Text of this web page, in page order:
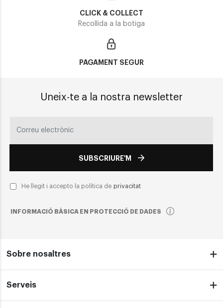
CLICK & COLLECT
Recollida a la botiga
PAGAMENT SEGUR
Uneix-te a la nostra newsletter
SUBSCRIURE'M
He llegit i accepto la política de privacitat
INFORMACIÓ BÀSICA EN PROTECCIÓ DE DADES
Sobre nosaltres
Serveis